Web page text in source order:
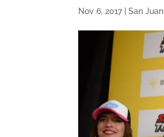
Nov 6, 2017|San Juan